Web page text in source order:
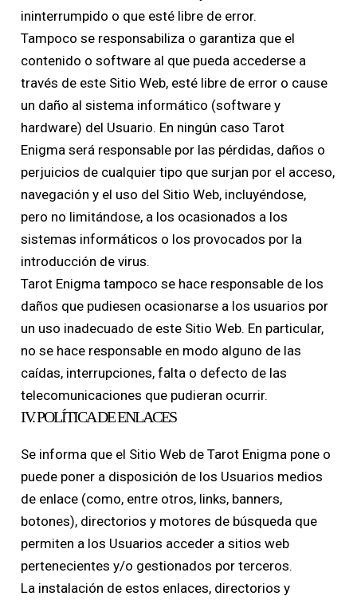
ininterrumpido o que esté libre de error.
Tampoco se responsabiliza o garantiza que el
contenido o software al que pueda accederse a
través de este Sitio Web, esté libre de error o cause
un daño al sistema informático (software y
hardware) del Usuario. En ningún caso Tarot
Enigma será responsable por las pérdidas, daños o
perjuicios de cualquier tipo que surjan por el acceso,
navegación y el uso del Sitio Web, incluyéndose,
pero no limitándose, a los ocasionados a los
sistemas informáticos o los provocados por la
introducción de virus.
Tarot Enigma tampoco se hace responsable de los
daños que pudiesen ocasionarse a los usuarios por
un uso inadecuado de este Sitio Web. En particular,
no se hace responsable en modo alguno de las
caídas, interrupciones, falta o defecto de las
telecomunicaciones que pudieran ocurrir.
IV. POLÍTICA DE ENLACES
Se informa que el Sitio Web de Tarot Enigma pone o
puede poner a disposición de los Usuarios medios
de enlace (como, entre otros, links, banners,
botones), directorios y motores de búsqueda que
permiten a los Usuarios acceder a sitios web
pertenecientes y/o gestionados por terceros.
La instalación de estos enlaces, directorios y